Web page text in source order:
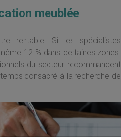
meublée
rentable. Si les spécialistes
12 % dans certaines zones.
du secteur recommandent
consacré à la recherche de